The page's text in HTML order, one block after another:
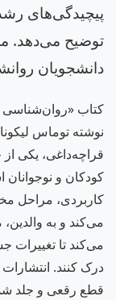
توضیح می‌دهد.
دانشجویان
کتاب «روان‌شناسی
نوشته توماس
قراچه‌داغی، یکی
کودکان و
کاربردی، مراحل
می‌کند و به
می‌کند تا تغییرات
قطع رقعی و جلد